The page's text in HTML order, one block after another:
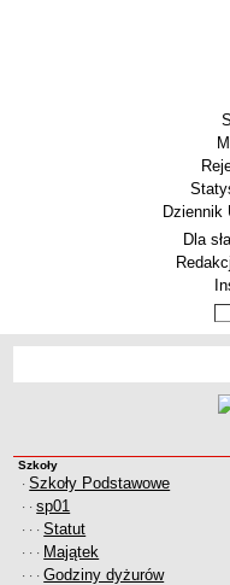
Dziennik
Menu
Dla
Zespoły Szkół
Techniczne Zakłady
PRZEDSZKOLA
Przedszkola Miejskie
Mapa Biuletynu
Szkoły
·Szkoły Podstawowe
· ·sp01
· · ·Statut
· · · Majątek
· · ·Godziny dyżurów